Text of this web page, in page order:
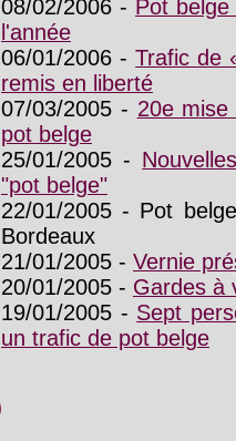
08/02/2006 - Pot
l'année
06/01/2006 -Trafic de
remis en liberté
07/03/2005 - 20e
pot belge
25/01/2005 -
"pot belge"
22/01/2005 - Pot
Bordeaux
21/01/2005 - Vernie
20/01/2005 - Gardes à
19/01/2005 - Sept
un trafic de pot belge